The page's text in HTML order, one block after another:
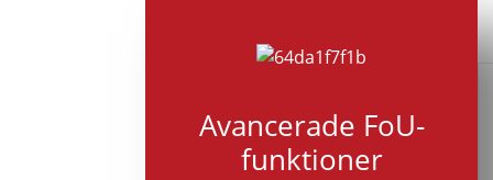
Avancerade FoU-
funktioner